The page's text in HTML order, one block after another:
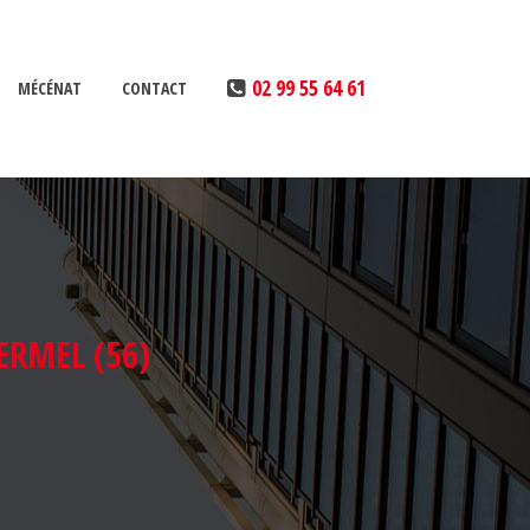
02 99 55 64 61
MAÎTRISE DE NOTRE IMPACT
RÉALISATION DE DIAGNOSTICS
MÉCÉNAT CONTACT
(56)